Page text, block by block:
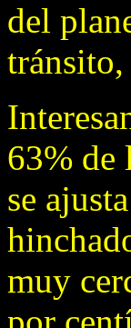
del
tránsito,
63% de
se
muy